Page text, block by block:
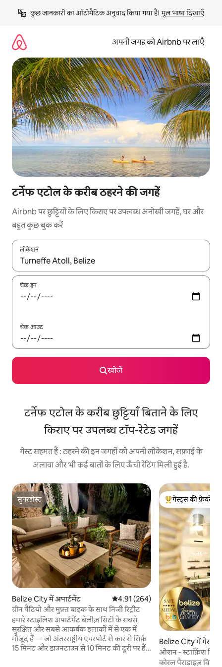
छोड़कर
कॉन्टेंट
कुछ जानकारी का ऑटोमैटिक अनुवाद किया गया है। मूल भाषा दिखाएँ
अपनी जगह को Airbnb पर लाएँ
टर्नेफ एटोल के करीब ठहरने की जगहें
Airbnb पर छुट्टियों के लिए किराए पर उपलब्ध अनोखी जगहें, घर और
बहुत कुछ बुक करें
लोकेशन
नतीजों के उपलब्ध होने पर, अप और डाउन 'ऐरो की' का इस्तेमाल करके नेविगेट
चेक इन
चेक आउट
खोजें
टर्नेफ एटोल के करीब छुट्टियाँ बिताने के लिए
किराए पर उपलब्ध टॉप-रेटेड जगहें
गेस्ट सहमत हैं : ठहरने की इन जगहों को अपनी लोकेशन, सफ़ाई के
अलावा और भी कई बातों के लिए ऊँची रेटिंग मिली हुई है.
सुपरहोस्ट
सुपरहोस्ट
Belize City में अपार्टमेंट औसत रेटिंग 5 में से 4.91, 264 समीक्षाएँ
4.91 (264)
ग्रीन पैटियो और मुफ़्त बाइक के साथ निजी रिट्रीट
हमारे स्टाइलिश अपार्टमेंट बेलीज़ सिटी के सबसे
सुरक्षित और सबसे आकर्षक इलाकों में से एक में
मौजूद हैं — जो अंतरराष्ट्रीय एयरपोर्ट से कार से सिर्फ़
15 मिनट और डाउनटाउन से 10 मिनट की दूरी पर हैं।
गेस्ट्स का टॉप फ़ेवरेट
गेस्ट्स की फ़ेवरेट
Belize City में गेस्ट
ओशन - स्टार्फ़िश
अपार्टमेंट
कोरल पैराडाइज़